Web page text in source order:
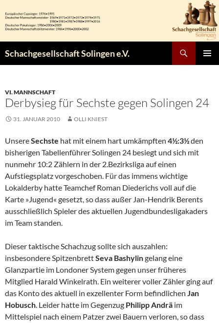
Inhalt
springen
Schachgesellschaft Solingen e.V.
VI. MANNSCHAFT
Derbysieg für Sechste gegen Solingen 24
31. JANUAR 2010 OLLI KNIEST
UnsereSechste hat mit einem hart umkämpften 4½:3½den
bisherigen Tabellenführer Solingen 24 besiegt und sich mit
nunmehr 10:2 Zählern in der 2.Bezirksliga auf einen
Aufstiegsplatz vorgeschoben. Für das immens wichtige
Lokalderby hatte Teamchef Roman Diederichs voll auf die
Karte »Jugend« gesetzt, so dass außer Jan-Hendrik Berents
ausschließlich Spieler des aktuellen Jugendbundesligakaders
im Team standen.
Dieser taktische Schachzug sollte sich auszahlen:
insbesondere SpitzenbrettSeva Bashylingelang eine
Glanzpartie im Londoner System gegen unser früheres
Mitglied Harald Winkelrath. Ein weiterer voller Zähler ging auf
das Konto des aktuell in exzellenter Form befindlichen Jan
Hobusch. Leider hatte im Gegenzug Philipp Andrä im
Mittelspiel nach einem Patzer zwei Bauern verloren, so dass